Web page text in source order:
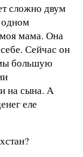
сложно двум
одном
мама. Она
Сейчас он
большую
на сына. А
еле